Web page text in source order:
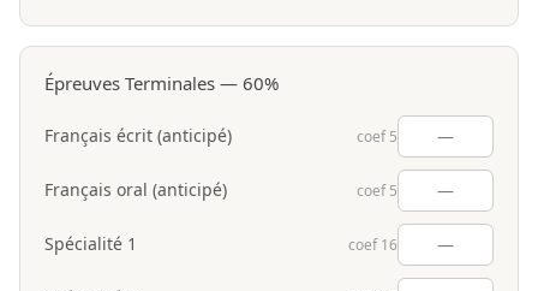
Épreuves Terminales — 60%
Français écrit (anticipé) coef 5
Français oral (anticipé) coef 5
Spécialité 1 coef 16